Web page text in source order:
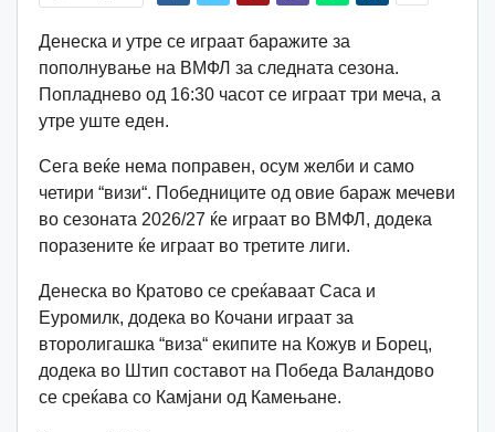
Денеска и утре се играат баражите за
пополнување на ВМФЛ за следната сезона.
Попладнево од 16:30 часот се играат три меча, а
утре уште еден.
Сега веќе нема поправен, осум желби и само
четири “визи“. Победниците од овие бараж мечеви
во сезоната 2026/27 ќе играат во ВМФЛ, додека
поразените ќе играат во третите лиги.
Денеска во Кратово се среќаваат Саса и
Еуромилк, додека во Кочани играат за
второлигашка “виза“ екипите на Кожув и Борец,
додека во Штип составот на Победа Валандово
се среќава со Камјани од Камењане.